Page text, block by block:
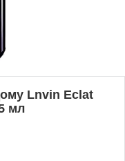
Lnvin Eclat
мл